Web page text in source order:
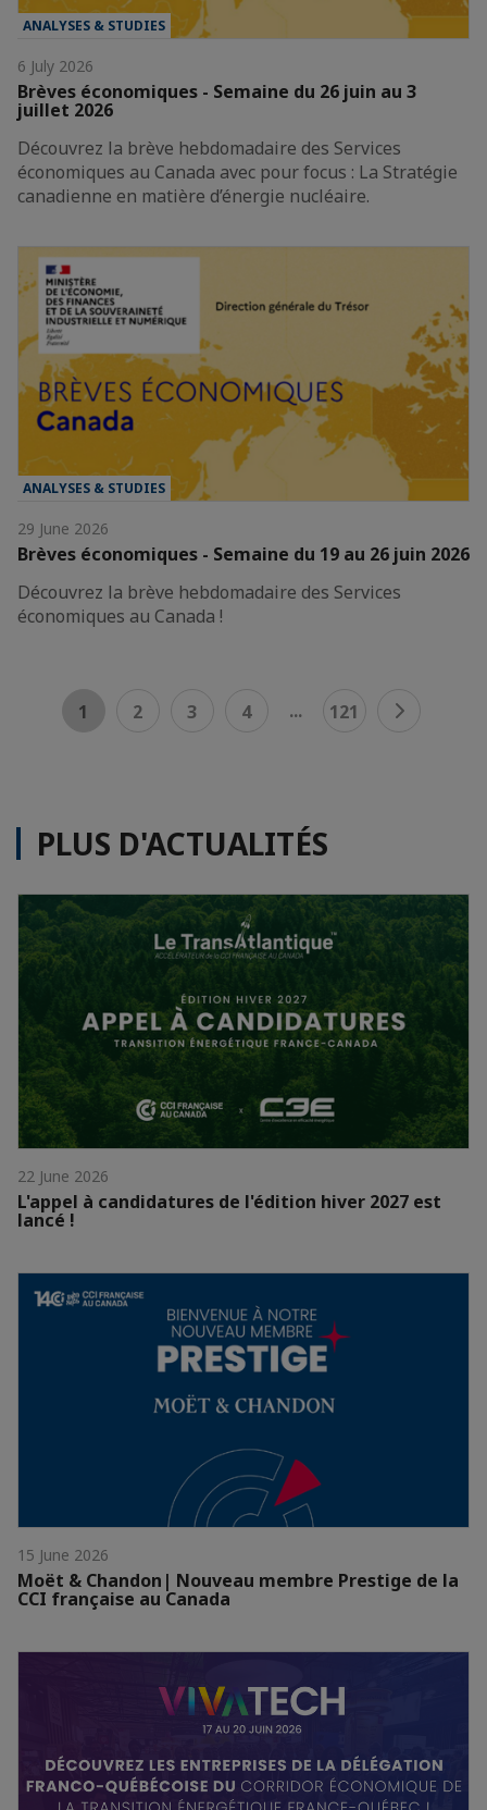
ANALYSES & STUDIES
6 July 2026
Brèves économiques - Semaine du 26 juin au 3
juillet 2026
Découvrez la brève hebdomadaire des Services
économiques au Canada avec pour focus : La Stratégie
canadienne en matière d’énergie nucléaire.
ANALYSES & STUDIES
29 June 2026
Brèves économiques - Semaine du 19 au 26 juin 2026
Découvrez la brève hebdomadaire des Services
économiques au Canada !
1 2 3 4 ... 121
PLUS D'ACTUALITÉS
22 June 2026
L'appel à candidatures de l'édition hiver 2027 est
lancé !
15 June 2026
Moët & Chandon| Nouveau membre Prestige de la
CCI française au Canada